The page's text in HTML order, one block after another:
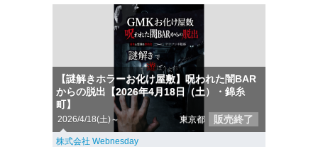
【謎解きホラーお化け屋敷】呪われた闇BAR
からの脱出【2026年4月18日（土）・錦糸
町】
2026/4/18(土)～ 東京都 販売終了
株式会社 Webnesday